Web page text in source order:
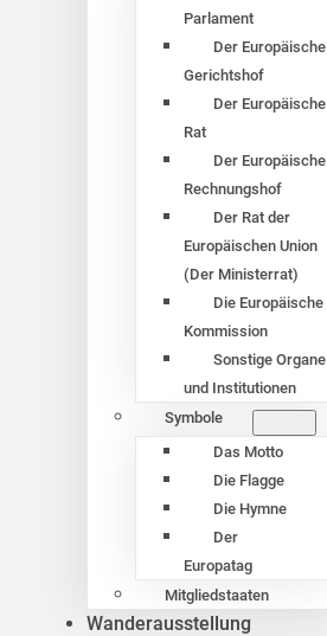
Parlament
Der Europäische
Gerichtshof
Der Europäische
Rat
Der Europäische
Rechnungshof
Der Rat der
Europäischen Union
(Der Ministerrat)
Die Europäische
Kommission
Sonstige Organe
und Institutionen
Symbole
Das Motto
Die Flagge
Die Hymne
Der
Europatag
Mitgliedstaaten
Wanderausstellung